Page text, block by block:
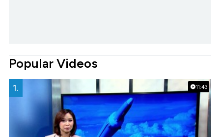
Popular Videos
11:43
1.